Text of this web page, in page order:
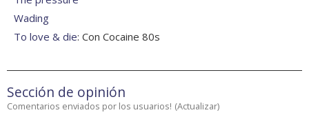
Wading
To love & die: Con Cocaine 80s
Sección de opinión
Comentarios enviados por los usuarios! (Actualizar)